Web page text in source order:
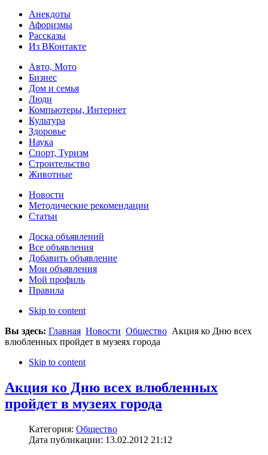
Анекдоты
Афоризмы
Рассказы
Из ВКонтакте
Авто, Мото
Бизнес
Дом и семья
Люди
Компьютеры, Интернет
Культура
Здоровье
Наука
Спорт, Туризм
Строительство
Животные
Новости
Методические рекомендации
Статьи
Доска объявлений
Все объявления
Добавить объявление
Мои объявления
Мой профиль
Правила
Skip to content
Вы здесь: Главная Новости Общество Акция ко Дню всех
влюбленных пройдет в музеях города
Skip to content
Акция ко Дню всех влюбленных
пройдет в музеях города
Категория: Общество
Дата публикации: 13.02.2012 21:12